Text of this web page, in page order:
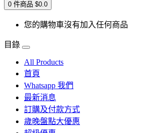
0 件商品 $0.0
您的購物車沒有加入任何商品
目錄
All Products
首頁
Whatsapp 我們
最新消息
訂購及付款方式
歲晚盤點大優惠